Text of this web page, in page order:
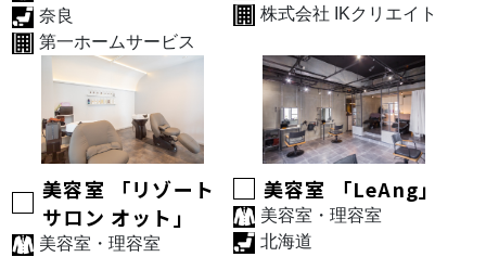
奈良
第一ホームサービス
株式会社 IKクリエイト
美容室 「リゾート
サロン オット」
美容室・理容室
美容室 「LeAng」
美容室・理容室
北海道